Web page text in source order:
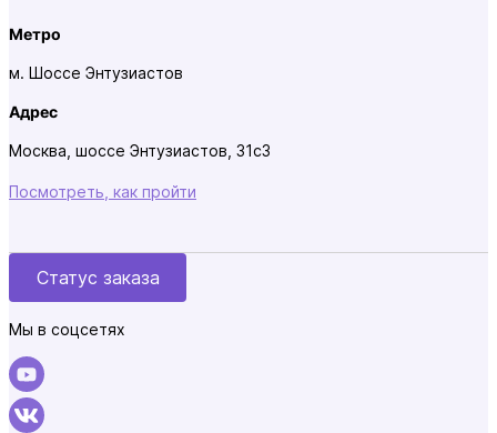
Метро
м. Шоссе Энтузиастов
Адрес
Москва, шоссе Энтузиастов, 31с3
Посмотреть, как пройти
Статус заказа
Мы в соцсетях